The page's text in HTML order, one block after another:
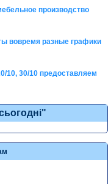
производство
вовремя разные графики
10, 30/10 предоставляем